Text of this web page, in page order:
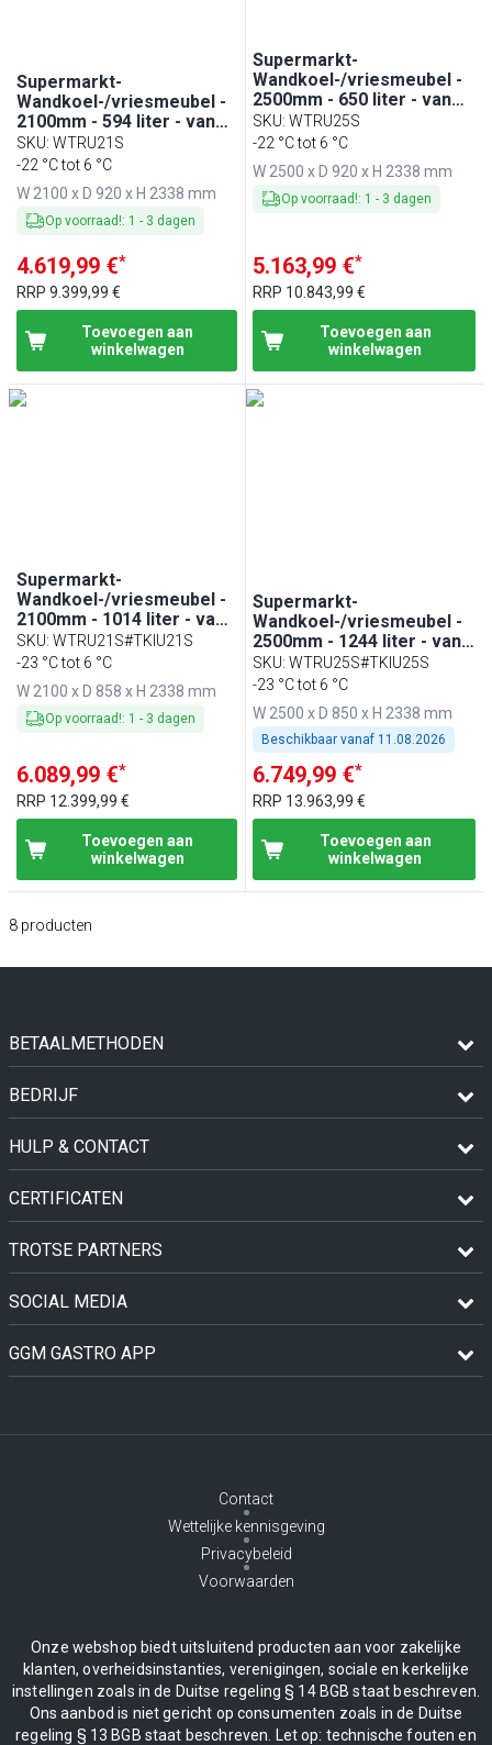
Supermarkt-
Wandkoel-/vriesmeubel -
2100mm - 594 liter - van
-23 tot -18 °C of -6 tot 6 °C
- 4 glazen vleugeldeuren
SKU: WTRU21S
-22 °C tot 6 °C
W 2100 x D 920 x H 2338 mm
Op voorraad!: 1 - 3 dagen
4.619,99 €*
RRP 9.399,99 €
Toevoegen aan
winkelwagen
Supermarkt-
Wandkoel-/vriesmeubel -
2500mm - 650 liter - van
-22 tot 6 °C - met 4
(dubbelglas) glazen
zwart
SKU:WTRU25S
-22 °C tot 6 °C
W 2500 x D 920 x H 2338 mm
Op voorraad!: 1 - 3 dagen
5.163,99 €*
RRP 10.843,99 €
Toevoegen aan
winkelwagen
Supermarkt-
Wandkoel-/vriesmeubel -
2100mm - 1014 liter - van
-23 tot -18 °C of -6 tot 6 °C
- 6 schappen - incl.
SKU: WTRU21S#TKIU21S
-23 °C tot 6 °C
W 2100 x D 858 x H 2338 mm
Op voorraad!: 1 - 3 dagen
6.089,99 €*
RRP 12.399,99 €
Toevoegen aan
winkelwagen
Supermarkt-
Wandkoel-/vriesmeubel -
2500mm - 1244 liter - van
-23 tot -18 °C of -6 tot 6 °C
- met 4 glazen deuren & 6
diepvrieseiland - zwart
SKU:WTRU25S#TKIU25S
-23 °C tot 6 °C
W 2500 x D 850 x H 2338 mm
Beschikbaar vanaf 11.08.2026
6.749,99 €*
RRP 13.963,99 €
Toevoegen aan
winkelwagen
8 producten
BETAALMETHODEN
BEDRIJF
HULP & CONTACT
CERTIFICATEN
TROTSE PARTNERS
SOCIAL MEDIA
GGM GASTRO APP
Contact
Wettelijke kennisgeving
Privacybeleid
Voorwaarden
Onze webshop biedt uitsluitend producten aan voor zakelijke
klanten, overheidsinstanties, verenigingen, sociale en kerkelijke
instellingen zoals in de Duitse regeling § 14 BGB staat beschreven.
Ons aanbod is niet gericht op consumenten zoals in de Duitse
regeling § 13 BGB staat beschreven. Let op: technische fouten en